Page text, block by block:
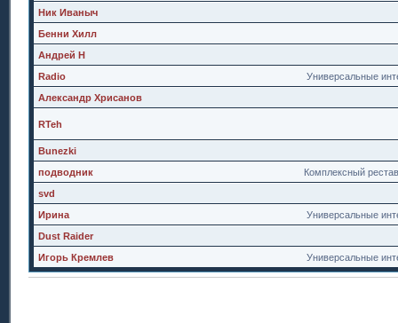
Ник Иваныч
Бенни Хилл
Андрей Н
Универсальные
Radio
Александр Хрисанов
RTeh
Bunezki
Комплексный
подводник
svd
Универсальные
Ирина
Dust Raider
Универсальные
Игорь Кремлев